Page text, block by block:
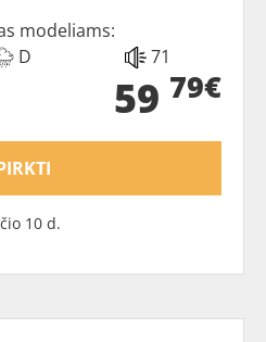
modeliams:
D 71
59 79€
10 d.